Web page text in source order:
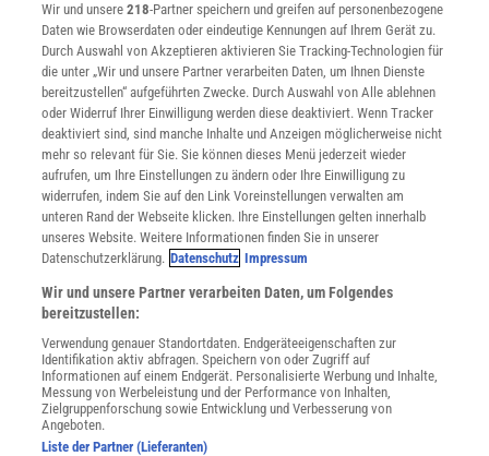
Für Sie im Spektrum-Shop und am Kiosk:
WEITERE NEUERSCHEINUNGEN SPEKTRUM SHOP
Spektrum.de-Newsletter abonnieren
JETZT ANMELDEN!
Sie können unsere Newsletter jederzeit wieder abbestellen. Infos zu unserem Umgang
mit Ihren personenbezogenen Daten finden Sie in unserer
Wir und unsere218-Partner speichern und greifen auf personenbezogene
Daten wie Browserdaten oder eindeutige Kennungen auf Ihrem Gerät zu.
Durch Auswahl von Akzeptieren aktivieren Sie Tracking-Technologien für
die unter „Wir und unsere Partner verarbeiten Daten, um Ihnen Dienste
bereitzustellen“ aufgeführten Zwecke. Durch Auswahl von Alle ablehnen
oder Widerruf Ihrer Einwilligung werden diese deaktiviert. Wenn Tracker
deaktiviert sind, sind manche Inhalte und Anzeigen möglicherweise nicht
mehr so relevant für Sie. Sie können dieses Menü jederzeit wieder
aufrufen, um Ihre Einstellungen zu ändern oder Ihre Einwilligung zu
widerrufen, indem Sie auf den Link Voreinstellungen verwalten am
unteren Rand der Webseite klicken. Ihre Einstellungen gelten innerhalb
unseres Website. Weitere Informationen finden Sie in unserer
Datenschutzerklärung. Datenschutz Impressum
Wir und unsere Partner verarbeiten Daten, um Folgendes
bereitzustellen:
Verwendung genauer Standortdaten. Endgeräteeigenschaften zur
Identifikation aktiv abfragen. Speichern von oder Zugriff auf
Informationen auf einem Endgerät. Personalisierte Werbung und Inhalte,
Messung von Werbeleistung und der Performance von Inhalten,
Zielgruppenforschung sowie Entwicklung und Verbesserung von
Angeboten.
Liste der Partner (Lieferanten)